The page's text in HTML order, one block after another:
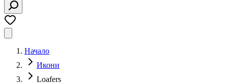
Начало
Икони
Loafers